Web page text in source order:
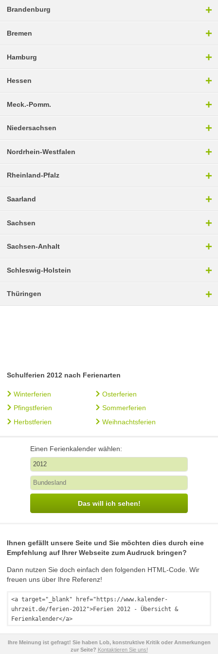
Brandenburg +
Bremen +
Hamburg +
Hessen +
Meck.-Pomm. +
Niedersachsen +
Nordrhein-Westfalen +
Rheinland-Pfalz +
Saarland +
Sachsen +
Sachsen-Anhalt +
Schleswig-Holstein +
Thüringen +
Schulferien 2012 nach Ferienarten
Winterferien
Osterferien
Pfingstferien
Sommerferien
Herbstferien
Weihnachtsferien
Einen Ferienkalender wählen:
Das will ich sehen!
Ihnen gefällt unsere Seite und Sie möchten dies durch eine
Empfehlung auf Ihrer Webseite zum Audruck bringen?
Dann nutzen Sie doch einfach den folgenden HTML-Code. Wir
freuen uns über Ihre Referenz!
<a target="_blank" href="https://www.kalender-
uhrzeit.de/ferien-2012">Ferien 2012 - Übersicht &
Ferienkalender</a>
Ihre Meinung ist gefragt! Sie haben Lob, konstruktive Kritik oder Anmerkungen
zur Seite? Kontaktieren Sie uns!